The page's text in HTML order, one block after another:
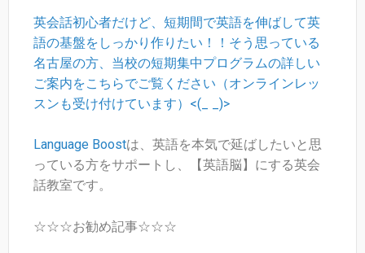
英会話初心者だけど、短期間で英語を伸ばして英
語の基盤をしっかり作りたい！！そう思っている
名古屋の方、当校の短期集中プログラムの詳しい
ご案内をこちらでご覧ください（オンラインレッ
スンも受け付けています）<(_ _)>
Language Boostは、英語を本気で延ばしたいと思
っている方をサポートし、【英語脳】にする英会
話教室です。
☆☆☆お勧め記事☆☆☆